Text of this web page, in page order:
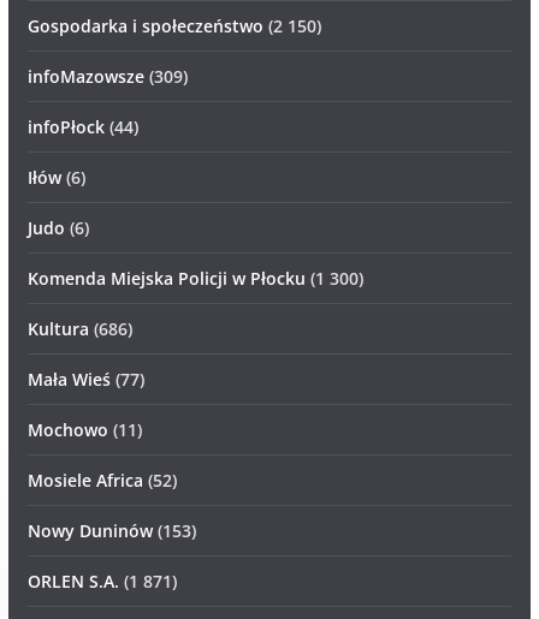
Gospodarka i społeczeństwo (2 150)
infoMazowsze(309)
infoPłock(44)
Iłów(6)
Judo (6)
Komenda Miejska Policji w Płocku (1 300)
Kultura (686)
Mała Wieś(77)
Mochowo (11)
Mosiele Africa (52)
Nowy Duninów(153)
ORLEN S.A. (1 871)